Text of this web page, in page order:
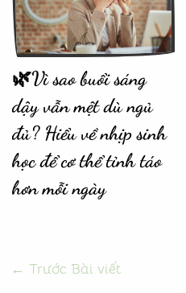
🌿Vì sao buổi sáng
dậy vẫn mệt dù ngủ
đủ? Hiểu về nhịp sinh
học để cơ thể tỉnh táo
hơn mỗi ngày
← Trước Bài viết